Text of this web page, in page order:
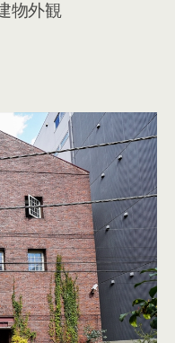
物外観